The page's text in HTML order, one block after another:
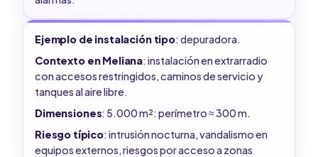
Ejemplo de instalación tipo: depuradora.
Contexto en Meliana: instalación en extrarradio
con accesos restringidos, caminos de servicio y
tanques al aire libre.
Dimensiones: 5.000 m²: perímetro ≈ 300 m.
Riesgo típico: intrusión nocturna, vandalismo en
equipos externos, riesgos por acceso a zonas